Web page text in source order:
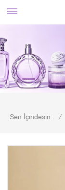
Sen İçindesin : /